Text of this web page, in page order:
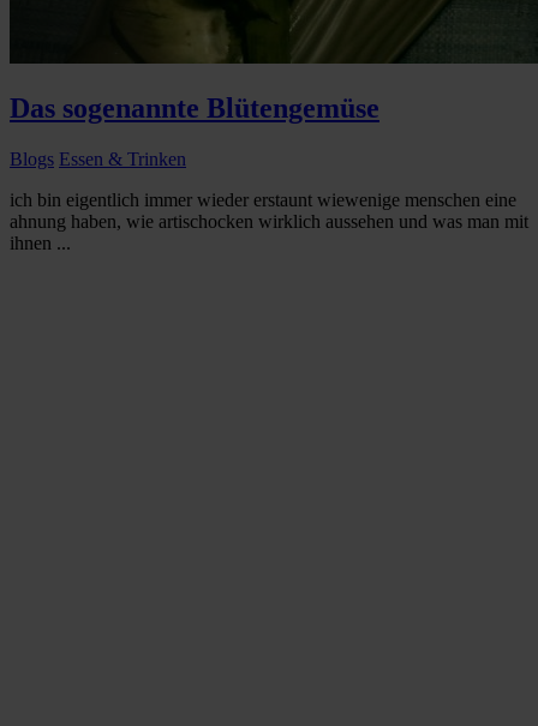
Das sogenannte Blütengemüse
Blogs Essen & Trinken
ich bin eigentlich immer wieder erstaunt wiewenige menschen eine
ahnung haben, wie artischocken wirklich aussehen und was man mit
ihnen ...